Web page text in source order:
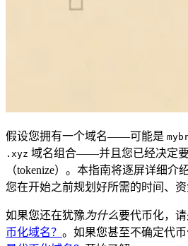
假设您拥有一个域名——可能是
.xyz 域名组合——并且您已经决定
（tokenize）。本指南将逐屏详细介
您在开始之前规划好所需的时间、资
如果您还在犹豫 为什么要代币化，
币化域名？ 。如果您甚至不确定代